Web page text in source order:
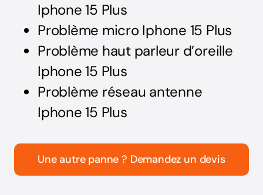
Iphone 15 Plus
Problème micro Iphone 15 Plus
Problème haut parleur d’oreille
Iphone 15 Plus
Problème réseau antenne
Iphone 15 Plus
Une autre panne ? Demandez un devis